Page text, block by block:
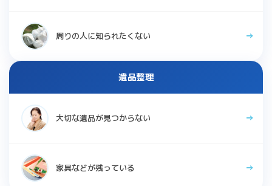
周りの人に知られたくない
遺品整理
大切な遺品が見つからない
家具などが残っている